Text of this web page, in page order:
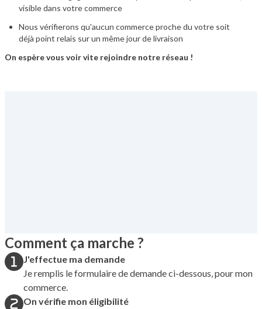
visible dans votre commerce
Nous vérifierons qu'aucun commerce proche du votre soit
déjà point relais sur un même jour de livraison
On espère vous voir vite rejoindre notre réseau !
Comment ça marche ?
J'effectue ma demande
Je remplis le formulaire de demande ci-dessous, pour mon
commerce.
On vérifie mon éligibilité